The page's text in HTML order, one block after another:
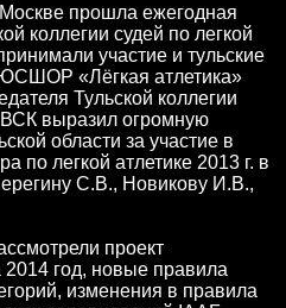
прошла ежегодная
коллегии судей по легкой
участие и тульские
«Лёгкая атлетика»
Тульской коллегии
выразил огромную
области за участие в
по легкой атлетике 2013 г. в
С.В., Новикову И.В.,
проект
2014 год, новые правила
изменения в правила